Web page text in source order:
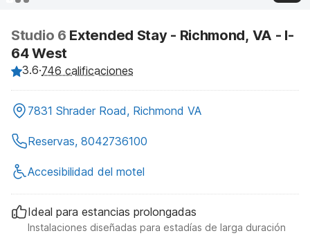
Studio 6 Extended Stay - Richmond, VA - I-
64 West
3.6·746 calificaciones
7831 Shrader Road, Richmond VA
Reservas, 8042736100
Accesibilidad del motel
Ideal para estancias prolongadas
Instalaciones diseñadas para estadías de larga duración